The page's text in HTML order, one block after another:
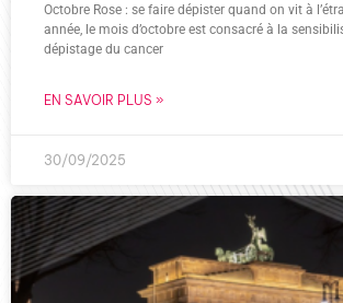
Octobre Rose : se faire dépister quand on vit à
année, le mois d’octobre est consacré à la
dépistage du cancer
EN SAVOIR PLUS »
30/09/2025